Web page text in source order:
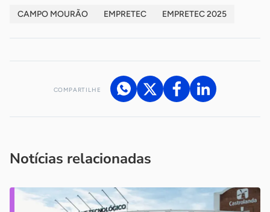
CAMPO MOURÃO EMPRETEC EMPRETEC 2025
COMPARTILHE
Notícias relacionadas